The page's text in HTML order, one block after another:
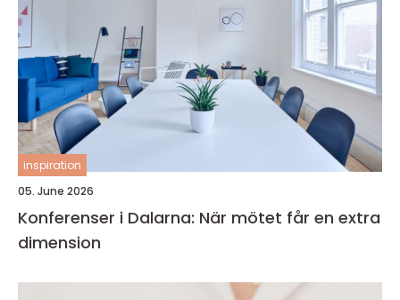
inspiration
05. June 2026
Konferenser i Dalarna: När mötet får en extra
dimension